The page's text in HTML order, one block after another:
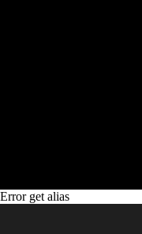
Error get alias